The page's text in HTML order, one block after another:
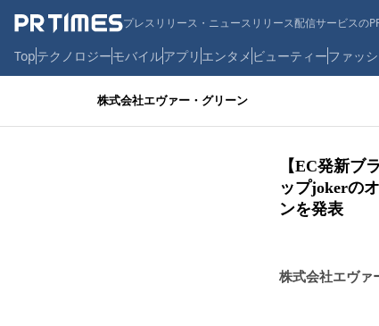
プレスリリース・ニュースリリース配信サービスの
Topテクノロジーモバイルアプリ エンタメ ビューティーファッ
株式会社エヴァー・グリーン
【EC発新ブ
ップjokerの
ンを発表
株式会社エヴァ